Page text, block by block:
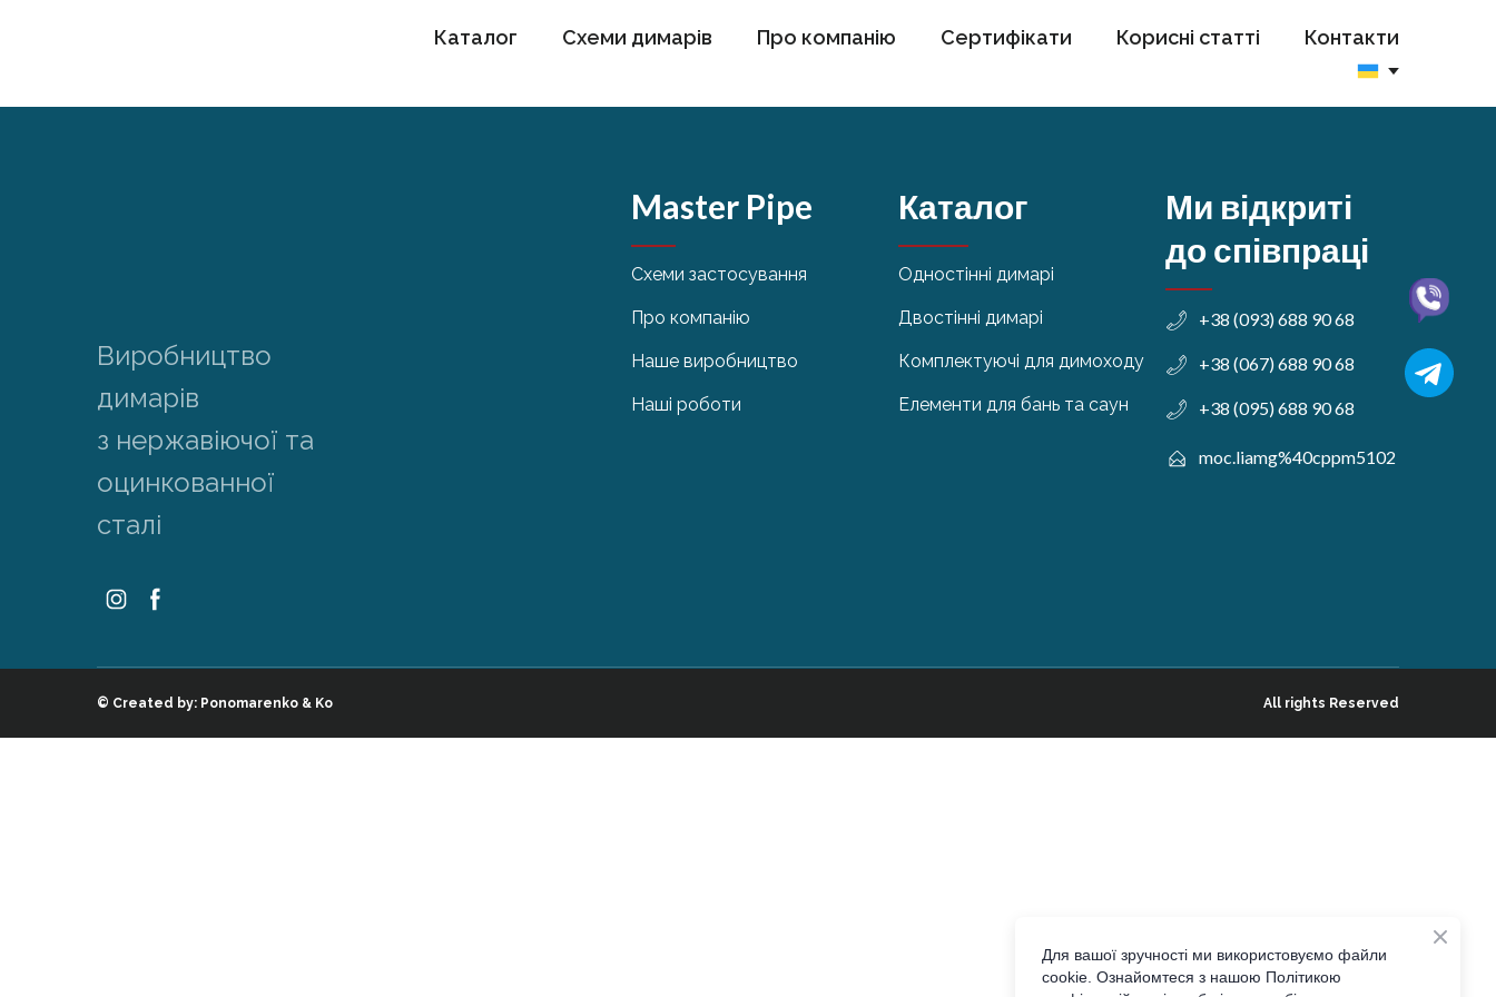
Каталог Схеми димарів Про компанію Сертифікати Корисні статті Контакти
Виробництво
димарів
з нержавіючої та
оцинкованної
сталі
Master Pipe
Схеми застосування
Про компанію
Наше виробництво
Наші роботи
Каталог
Одностінні димарі
Двостінні димарі
Комплектуючі для димоходу
Елементи для бань та саун
Ми відкриті
до співпраці
+38 (093) 688 90 68
+38 (067) 688 90 68
+38 (095) 688 90 68
moc.liamg%40cppm5102
© Created by: Ponomarenko & Ko All rights Reserved
Для вашої зручності ми використовуємо файли
cookie. Ознайомтеся з нашою Політикою